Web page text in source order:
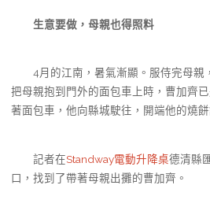
生意要做，母親也得照料
4月的江南，暑氣漸顯。服侍完母親
把母親抱到門外的面包車上時，曹加齊
著面包車，他向縣城駛往，開端他的燒餅
記者在Standway電動升降桌德清縣
口，找到了帶著母親出攤的曹加齊。